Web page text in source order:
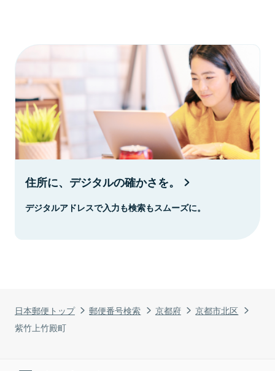
日本郵便トップ 郵便番号検索 京都府
京都市北区
紫竹上竹殿町
住所に、デジタルの確かさを。
デジタルアドレスで入力も検索もスムーズに。